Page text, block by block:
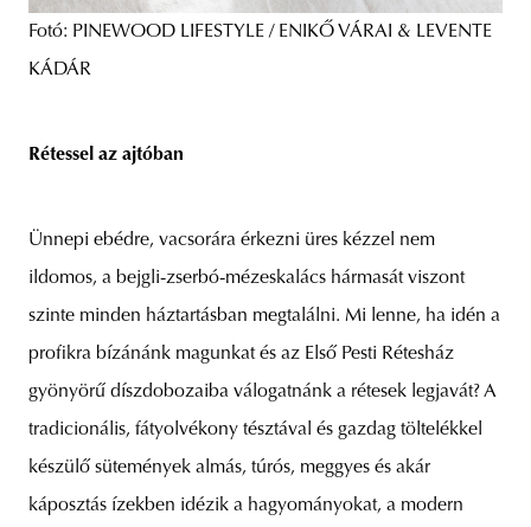
Fotó: PINEWOOD LIFESTYLE / ENIKŐ VÁRAI & LEVENTE
KÁDÁR
Rétessel az ajtóban
Ünnepi ebédre, vacsorára érkezni üres kézzel nem
ildomos, a bejgli-zserbó-mézeskalács hármasát viszont
szinte minden háztartásban megtalálni. Mi lenne, ha idén a
profikra bízánánk magunkat és az Első Pesti Rétesház
gyönyörű díszdobozaiba válogatnánk a rétesek legjavát? A
tradicionális, fátyolvékony tésztával és gazdag töltelékkel
készülő sütemények almás, túrós, meggyes és akár
káposztás ízekben idézik a hagyományokat, a modern